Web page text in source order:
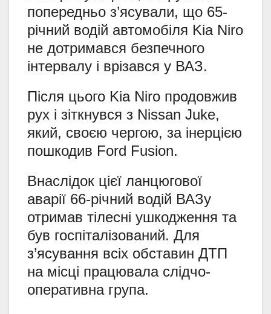
попередньо з’ясували, що 65-
річний водій автомобіля Kia Niro
не дотримався безпечного
інтервалу і врізався у ВАЗ.
Після цього Kia Niro продовжив
рух і зіткнувся з Nissan Juke,
який, своєю чергою, за інерцією
пошкодив Ford Fusion.
Внаслідок цієї ланцюгової
аварії 66-річний водій ВАЗу
отримав тілесні ушкодження та
був госпіталізований. Для
з’ясування всіх обставин ДТП
на місці працювала слідчо-
оперативна група.